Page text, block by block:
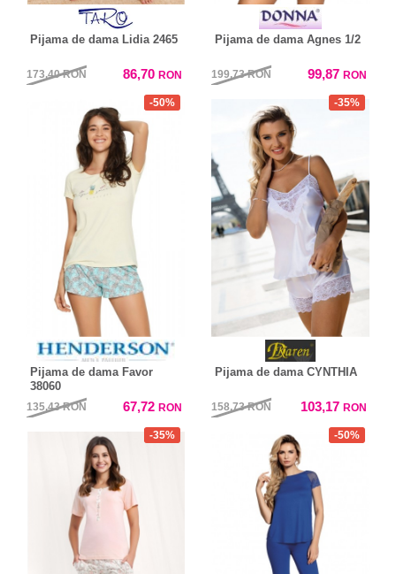
Pijama de dama Lidia 2465
173,40RON 86,70 RON
Pijama de dama Agnes 1/2
199,73RON 99,87 RON
-50%
Pijama de dama Favor
38060
135,43RON 67,72 RON
-35%
Pijama de dama CYNTHIA
158,73RON 103,17 RON
-35% -50%